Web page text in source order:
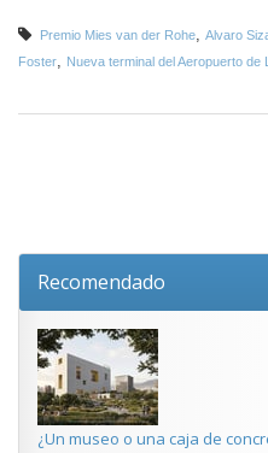
Premio Mies van der Rohe Alvaro
Foster
Nueva terminal del Aeropuerto de
Recomendado
¿Un museo o una caja de